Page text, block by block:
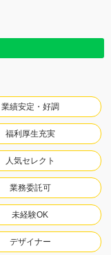
業績安定・好調
福利厚生充実
人気セレクト
業務委託可
未経験OK
デザイナー